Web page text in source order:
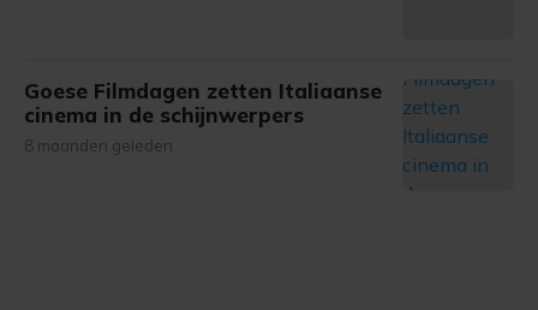
Goese Filmdagen zetten Italiaanse
cinema in de schijnwerpers
8 maanden geleden